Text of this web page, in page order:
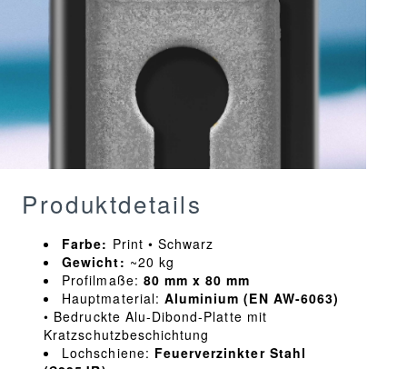
Produktdetails
Farbe: Print • Schwarz
Gewicht: ~20 kg
Profilmaße: 80 mm x 80 mm
Hauptmaterial: Aluminium (EN AW-6063)
• Bedruckte Alu-Dibond-Platte mit
Kratzschutzbeschichtung
Lochschiene: Feuerverzinkter Stahl